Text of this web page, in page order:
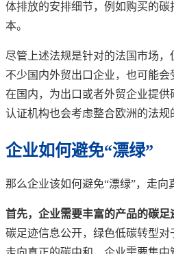
体排放的安排细节，例如购买的
本。
尽管上述法规是针对的法国市场，
不少国内外贸出口企业，也可能
在国内，为出口或者外贸企业提
认证机构也会考虑整合欧洲的法规
企业如何避免“漂绿”
那么企业该如何避免“漂绿”，走向
首先，企业需要丰富的产品的碳足
碳足迹信息公开，绿色低碳转型